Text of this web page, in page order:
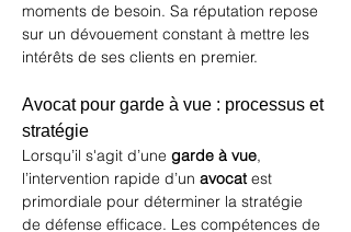
moments de besoin. Sa réputation repose
sur un dévouement constant à mettre les
intérêts de ses clients en premier.
Avocat pour garde à vue : processus et
stratégie
Lorsqu’il s'agit d’une garde à vue,
l’intervention rapide d’un avocat est
primordiale pour déterminer la stratégie
de défense efficace. Les compétences de